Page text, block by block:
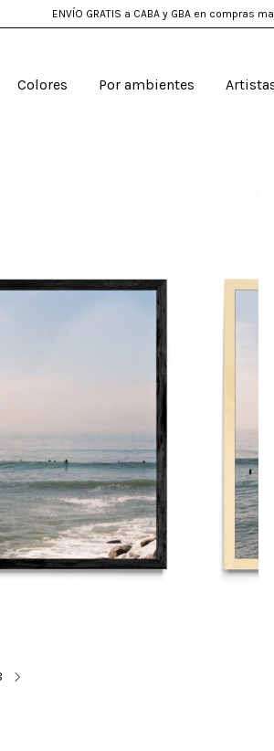
ENVÍO GRATIS a CABA y GBA en compras
Colores Por ambientes